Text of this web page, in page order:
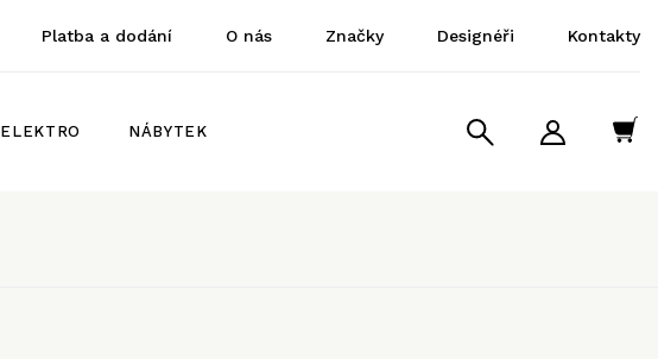
Platba a dodání O nás Značky Designéři Kontakty
ELEKTRO NÁBYTEK